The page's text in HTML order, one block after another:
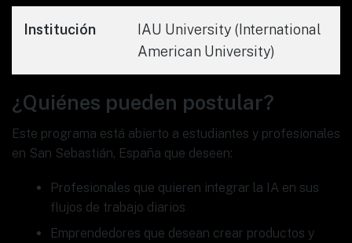
Institución
IAU University (International
American University)
¿Quiénes pueden postular?
Este programa está abierto a estudiantes y profesionales
en San Sebastián, España que deseen:
Profesionales que quieren integrar la IA en sus
flujos de trabajo diarios
Emprendedores que desean crear productos y